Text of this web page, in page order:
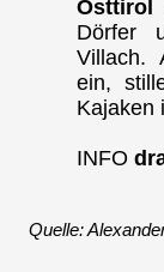
Dörfer
Villach.
ein,
Kajaken
INFO
Quelle: